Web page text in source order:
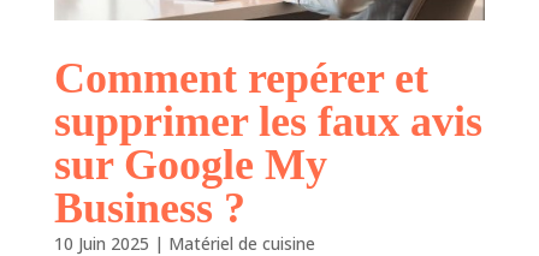
Comment repérer et
supprimer les faux avis
sur Google My
Business ?
10 Juin 2025 | Matériel de cuisine